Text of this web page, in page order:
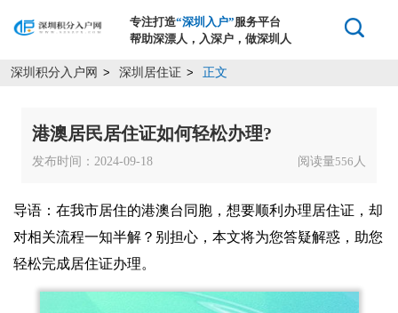
专注打造“深圳入户”服务平台
帮助深漂人，入深户，做深圳人
深圳积分入户网 > 深圳居住证 > 正文
港澳居民居住证如何轻松办理?
发布时间：2024-09-18 阅读量556 人
导语：在我市居住的港澳台同胞，想要顺利办理居住证，却
对相关流程一知半解？别担心，本文将为您答疑解惑，助您
轻松完成居住证办理。